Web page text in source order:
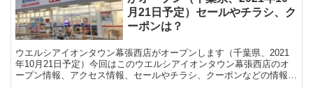
月21日予定）セールやチラシ、ク
ーポンは？
ウエルシアイオンタウン幕張西店がオープンします（千葉県、2021
年10月21日予定）今回はこのウエルシアイオンタウン幕張西店のオ
ープン情報、アクセス情報、セールやチラシ、クーポンなどの情報に